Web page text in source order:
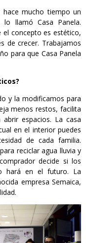
hace mucho tiempo un
llamó Casa Panela.
el concepto es estético,
de crecer. Trabajamos
para que Casa Panela
y la modificamos para
menos restos, facilita
espacios. La casa
en el interior puedes
de cada familia.
reciclar agua lluvia y
decide si los
hará en el futuro. La
empresa Semaica,